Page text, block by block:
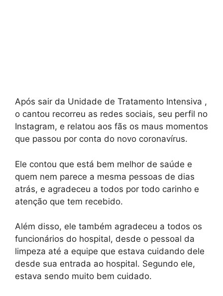
Após sair da Unidade de Tratamento Intensiva ,
o cantou recorreu as redes sociais, seu perfil no
Instagram, e relatou aos fãs os maus momentos
que passou por conta do novo coronavírus.
Ele contou que está bem melhor de saúde e
quem nem parece a mesma pessoas de dias
atrás, e agradeceu a todos por todo carinho e
atenção que tem recebido.
Além disso, ele também agradeceu a todos os
funcionários do hospital, desde o pessoal da
limpeza até a equipe que estava cuidando dele
desde sua entrada ao hospital. Segundo ele,
estava sendo muito bem cuidado.